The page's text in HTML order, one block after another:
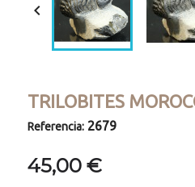

TRILOBITES
Referencia: 2679
45,00 €